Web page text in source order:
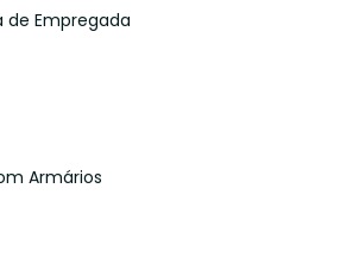
de Empregada
Armários